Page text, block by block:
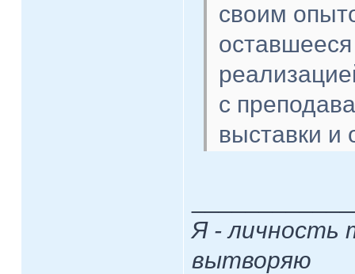
своим
с
выставки
Я - личность
вытворяю